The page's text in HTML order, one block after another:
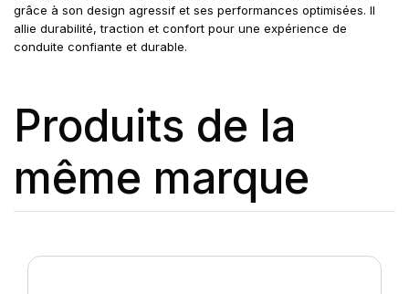
grâce à son design agressif et ses performances optimisées. Il
allie durabilité, traction et confort pour une expérience de
conduite confiante et durable.
Produits de la
même marque